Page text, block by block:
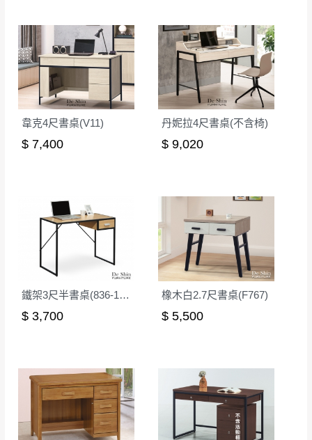
韋克4尺書桌(V11)
$ 7,400
丹妮拉4尺書桌(不含椅)
$ 9,020
鐵架3尺半書桌(836-195)
$ 3,700
橡木白2.7尺書桌(F767)
$ 5,500